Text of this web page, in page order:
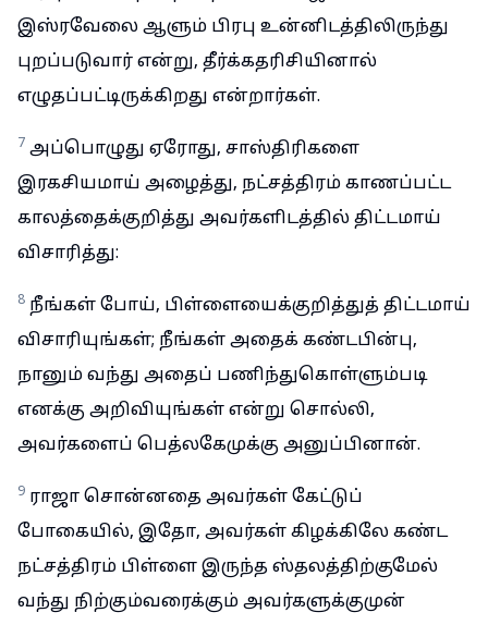
இஸ்ரவேலை ஆளும் பிரபு உன்னிடத்திலிருந்து
புறப்படுவார் என்று, தீர்க்கதரிசியினால்
எழுதப்பட்டிருக்கிறது என்றார்கள்.
7 அப்பொழுது ஏரோது, சாஸ்திரிகளை
இரகசியமாய் அழைத்து, நட்சத்திரம் காணப்பட்ட
காலத்தைக்குறித்து அவர்களிடத்தில் திட்டமாய்
விசாரித்து:
8 நீங்கள் போய், பிள்ளையைக்குறித்துத் திட்டமாய்
விசாரியுங்கள்; நீங்கள் அதைக் கண்டபின்பு,
நானும் வந்து அதைப் பணிந்துகொள்ளும்படி
எனக்கு அறிவியுங்கள் என்று சொல்லி,
அவர்களைப் பெத்லகேமுக்கு அனுப்பினான்.
9 ராஜா சொன்னதை அவர்கள் கேட்டுப்
போகையில், இதோ, அவர்கள் கிழக்கிலே கண்ட
நட்சத்திரம் பிள்ளை இருந்த ஸ்தலத்திற்குமேல்
வந்து நிற்கும்வரைக்கும் அவர்களுக்குமுன்